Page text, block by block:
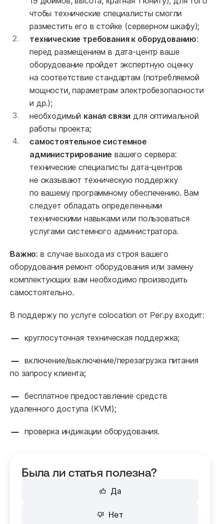
чтобы технические специалисты смогли
разместить его в стойке (серверном шкафу);
2.
технические требования к оборудованию:
перед размещением в дата-центр ваше
оборудование пройдет экспертную оценку
на соответствие стандартам (потребляемой
мощности, параметрам электробезопасности
и др.);
3.
необходимый канал связи для оптимальной
работы проекта;
4.
самостоятельное системное
администрирование вашего сервера:
технические специалисты дата-центров
не оказывают техническую поддержку
по вашему программному обеспечению. Вам
следует обладать определенными
техническими навыками или пользоваться
услугами системного администратора.
Важно: в случае выхода из строя вашего
оборудования ремонт оборудования или замену
комплектующих вам необходимо производить
самостоятельно.
В поддержу по услуге colocation от Рег.ру входит:
круглосуточная техническая поддержка;
включение/выключение/перезагрузка питания
по запросу клиента;
бесплатное предоставление средств
удаленного доступа (KVM);
проверка индикации оборудования.
Была ли статья полезна?
Да
Нет